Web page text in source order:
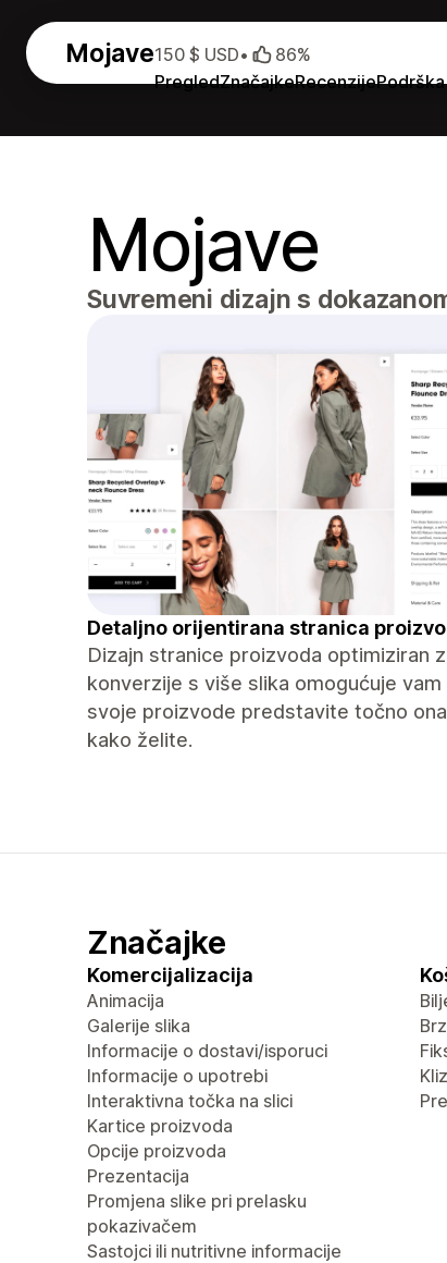
Mojave
PregledZnačajkeRecenzijePodrška
150 $ USD• 86%
Mojave
Suvremeni dizajn s
Detaljno orijentirana stranica
Dizajn stranice proizvoda optimiziran
konverzije s više slika omogućuje vam
svoje proizvode predstavite točno
kako želite.
Značajke
Komercijalizacija
Animacija
Galerije slika
Informacije o dostavi/isporuci
Informacije o upotrebi
Interaktivna točka na slici
Kartice proizvoda
Opcije proizvoda
Prezentacija
Promjena slike pri prelasku
pokazivačem
Sastojci ili nutritivne informacije